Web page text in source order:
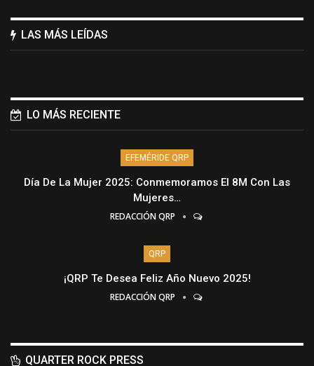
LAS MÁS LEÍDAS
LO MÁS RECIENTE
EFEMÉRIDE QRP
Día De La Mujer 2025: Conmemoramos El 8M Con Las
Mujeres…
REDACCIÓN QRP
QRP
¡QRP Te Desea Feliz Año Nuevo 2025!
REDACCIÓN QRP
QUARTER ROCK PRESS